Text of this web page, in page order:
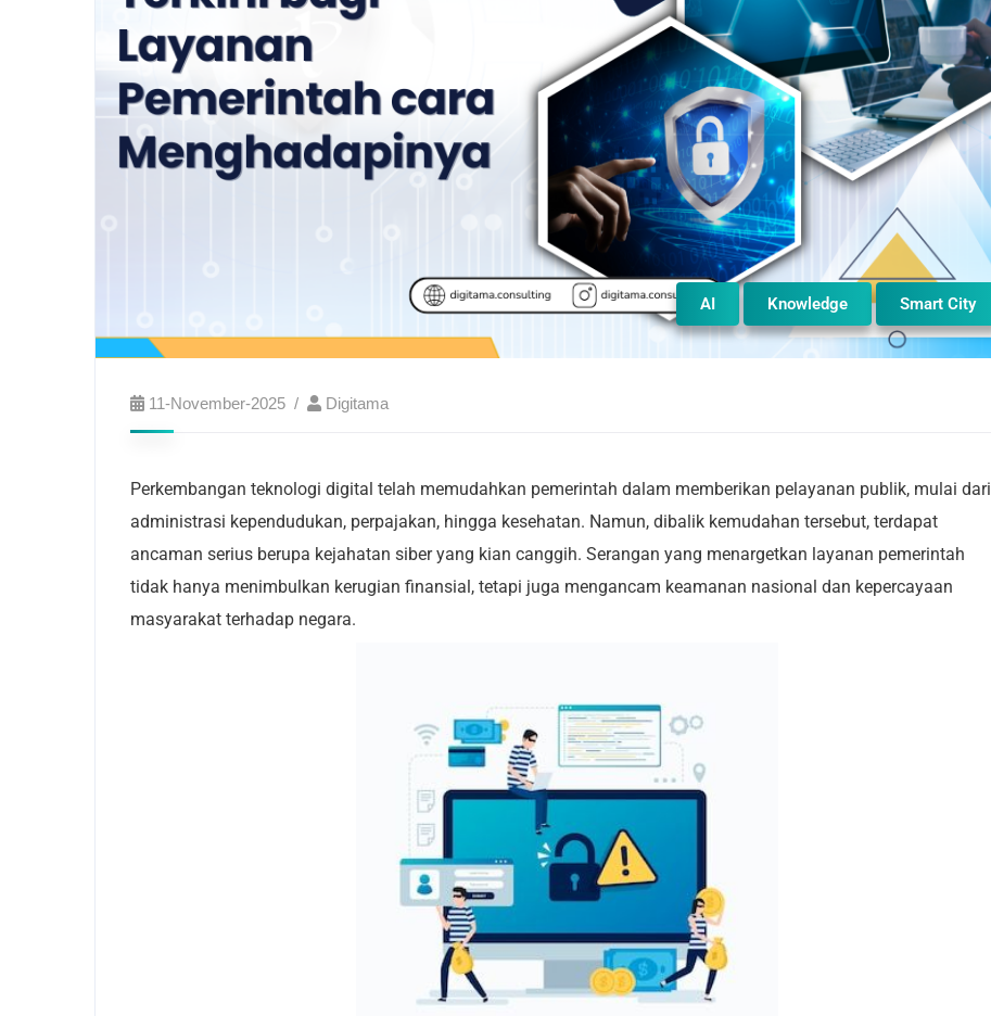
AI Knowledge Smart City
11-November-2025 Digitama
Perkembangan teknologi digital telah memudahkan pemerintah dalam memberikan pelayanan publik, mulai dari
administrasi kependudukan, perpajakan, hingga kesehatan. Namun, dibalik kemudahan tersebut, terdapat
ancaman serius berupa kejahatan siber yang kian canggih. Serangan yang menargetkan layanan pemerintah
tidak hanya menimbulkan kerugian finansial, tetapi juga mengancam keamanan nasional dan kepercayaan
masyarakat terhadap negara.